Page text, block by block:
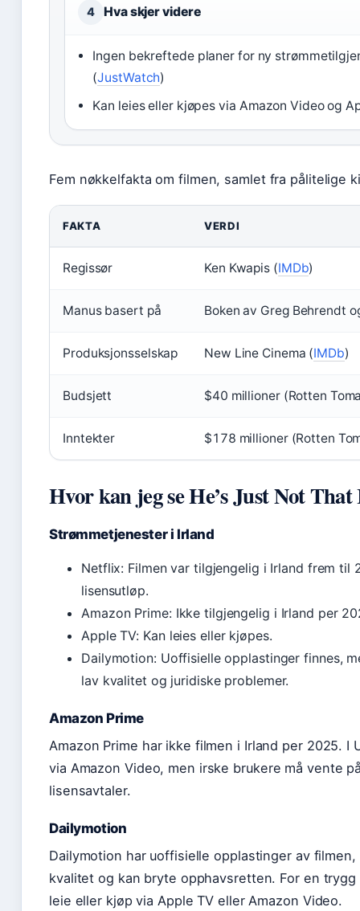
4 Hva skjer videre
Ingen bekreftede planer for ny
(JustWatch)
Kan leies eller kjøpes via Amazon Video og
Fem nøkkelfakta om filmen, samlet fra pålitelige
FAKTA VERDI
Regissør Ken Kwapis (IMDb)
Manus basert på Boken av Greg Behrendt
Produksjonsselskap New Line Cinema (IMDb)
Budsjett $40 millioner (Rotten
Inntekter $178 millioner (Rotten
Hvor kan jeg se He’s Just Not
Strømmetjenester i Irland
Netflix: Filmen var tilgjengelig i Irland frem til
lisensutløp.
Amazon Prime: Ikke tilgjengelig i Irland per
Apple TV: Kan leies eller kjøpes.
Dailymotion: Uoffisielle opplastinger finnes,
lav kvalitet og juridiske problemer.
Amazon Prime
Amazon Prime har ikke filmen i Irland per 2025. I
via Amazon Video, men irske brukere må vente
lisensavtaler.
Dailymotion
Dailymotion har uoffisielle opplastinger av
kvalitet og kan bryte opphavsretten. For en
leie eller kjøp via Apple TV eller Amazon Video.